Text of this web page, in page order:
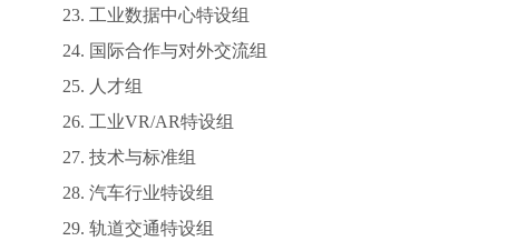
23. 工业数据中心特设组
24. 国际合作与对外交流组
25. 人才组
26. 工业VR/AR特设组
27.技术与标准组
28.汽车行业特设组
29.轨道交通特设组